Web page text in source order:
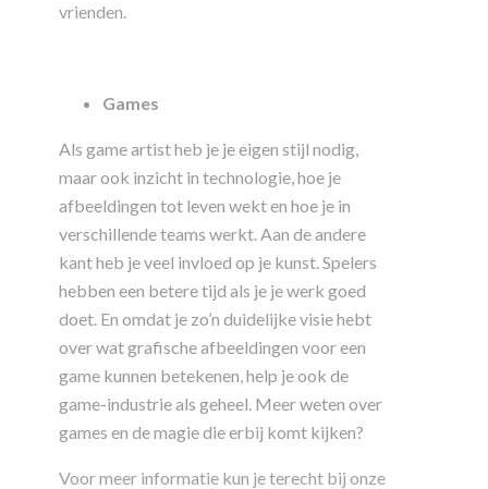
vrienden.
Games
Als game artist heb je je eigen stijl nodig,
maar ook inzicht in technologie, hoe je
afbeeldingen tot leven wekt en hoe je in
verschillende teams werkt. Aan de andere
kant heb je veel invloed op je kunst. Spelers
hebben een betere tijd als je je werk goed
doet. En omdat je zo’n duidelijke visie hebt
over wat grafische afbeeldingen voor een
game kunnen betekenen, help je ook de
game-industrie als geheel. Meer weten over
games en de magie die erbij komt kijken?
Voor meer informatie kun je terecht bij onze